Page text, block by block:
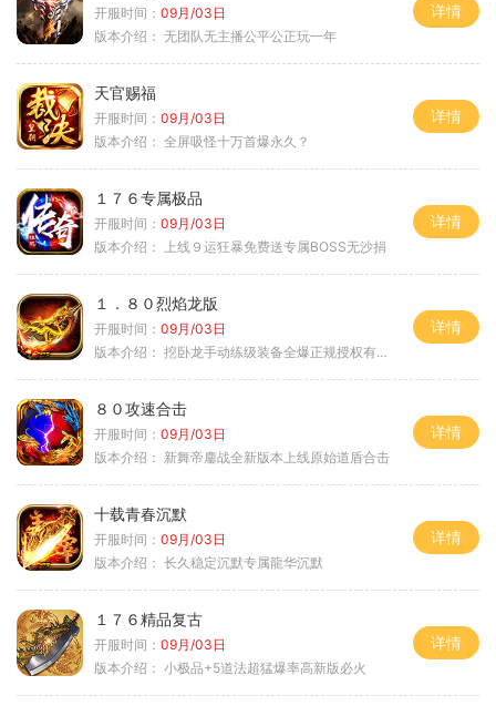
开服时间： 09月/03日
版本介绍： 无团队无主播公平公正玩一年
详情
天官赐福
开服时间： 09月/03日
版本介绍： 全屏吸怪十万首爆永久？
详情
１７６专属极品
开服时间： 09月/03日
版本介绍：
上线９运狂暴免费送专属BOSS无沙捐
详情
１．８０烈焰龙版
开服时间： 09月/03日
版本介绍： 挖卧龙手动练级装备全爆正规授权有保障
详情
８０攻速合击
开服时间： 09月/03日
版本介绍： 新舞帝鏖战全新版本上线原始道盾合击
详情
十载青春沉默
开服时间： 09月/03日
版本介绍： 长久稳定沉默专属龍华沉默
详情
１７６精品复古
开服时间： 09月/03日
版本介绍： 小极品+5道法超猛爆率高新版必火
详情